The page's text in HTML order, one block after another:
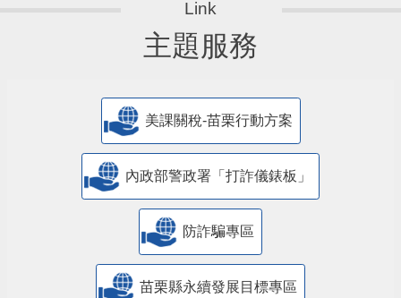
主題服務
美課關稅-苗栗行動方案
內政部警政署「打詐儀錶板」
防詐騙專區
苗栗縣永續發展目標專區